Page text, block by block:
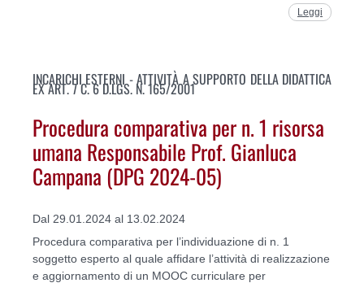
Leggi
INCARICHI ESTERNI - ATTIVITÀ A SUPPORTO DELLA DIDATTICA
EX ART. 7 C. 6 D.LGS. N. 165/2001
Procedura comparativa per n. 1 risorsa
umana Responsabile Prof. Gianluca
Campana (DPG 2024-05)
Dal 29.01.2024 al 13.02.2024
Procedura comparativa per l’individuazione di n. 1
soggetto esperto al quale affidare l’attività di realizzazione
e aggiornamento di un MOOC curriculare per